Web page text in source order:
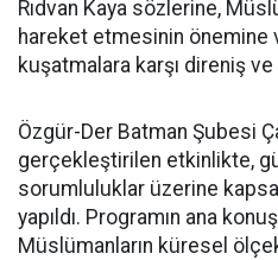
Rıdvan Kaya sözlerine,
hareket etmesinin önemine
kuşatmalara karşı direniş
Özgür-Der Batman Şubesi
gerçekleştirilen etkinlikte,
sorumluluklar üzerine
yapıldı. Programın ana
Müslümanların küresel